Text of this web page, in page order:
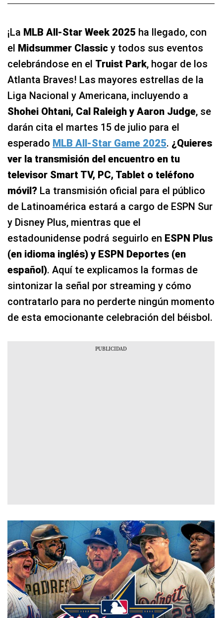
¡La MLB All-Star Week 2025 ha llegado, con
el Midsummer Classic y todos sus eventos
celebrándose en el Truist Park, hogar de los
Atlanta Braves! Las mayores estrellas de la
Liga Nacional y Americana, incluyendo a
Shohei Ohtani, Cal Raleigh y Aaron Judge, se
darán cita el martes 15 de julio para el
esperado MLB All-Star Game 2025. ¿Quieres
ver la transmisión del encuentro en tu
televisor Smart TV, PC, Tablet o teléfono
móvil? La transmisión oficial para el público
de Latinoamérica estará a cargo de ESPN Sur
y Disney Plus, mientras que el
estadounidense podrá seguirlo en ESPN Plus
(en idioma inglés) y ESPN Deportes (en
español). Aquí te explicamos la formas de
sintonizar la señal por streaming y cómo
contratarlo para no perderte ningún momento
de esta emocionante celebración del béisbol.